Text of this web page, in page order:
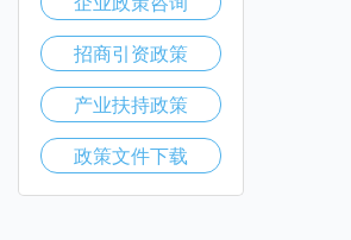
招商引资政策
产业扶持政策
政策文件下载